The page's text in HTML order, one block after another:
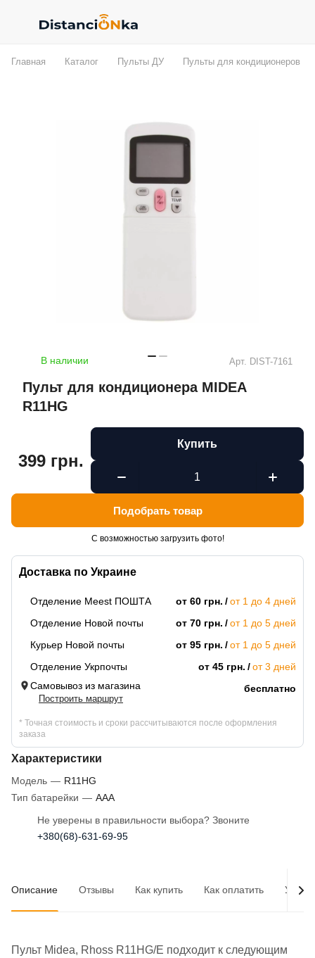
Главная Каталог Пульты ДУ Пульты для кондиционеров
В наличии Арт. DIST-7161
Пульт для кондиционера MIDEA
R11HG
Доставка по Украине
Отделение Meest ПОШТА от 60 грн.
от 1 до 4 дней
Отделение Новой почты
от 70 грн.
от 1 до 5 дней
Курьер Новой почты
от 95 грн.
от 1 до 5 дней
Отделение Укрпочты
от 45 грн.
от 3 дней
Самовывоз из магазина
Построить маршрут
бесплатно
* Точная стоимость и сроки рассчитываются после оформления
заказа
Характеристики
Модель — R11HG
Тип батарейки — AAA
399 грн.
Купить
Подобрать товар
С возможностью загрузить фото!
Не уверены в правильности выбора? Звоните
+380(68)-631-69-95
Описание Отзывы Как купить Как оплатить
Пульт Midea, Rhoss R11HG/E подходит к следующим